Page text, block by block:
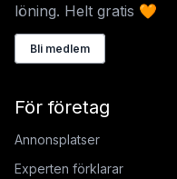
löning. Helt gratis 🧡
Bli medlem
För företag
Annonsplatser
Experten förklarar